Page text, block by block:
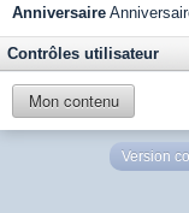
Anniversaire
Contrôles utilisateur
Mon contenu
Version